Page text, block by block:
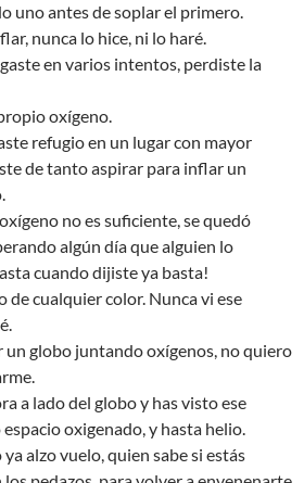
uno antes de soplar el primero.
nunca lo hice, ni lo haré.
en varios intentos, perdiste la
oxígeno.
refugio en un lugar con mayor
de tanto aspirar para inflar un
no es suficiente, se quedó
algún día que alguien lo
cuando dijiste ya basta!
de cualquier color. Nunca vi ese
un globo juntando oxígenos, no quiero
a lado del globo y has visto ese
oxigenado, y hasta helio.
alzo vuelo, quien sabe si estás